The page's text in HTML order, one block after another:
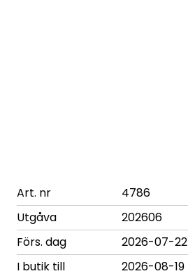
Art. nr
4786
Utgåva
202606
Förs. dag
2026-07-22
I butik till
2026-08-19